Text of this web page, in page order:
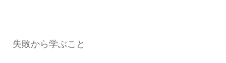
失敗から学ぶこと